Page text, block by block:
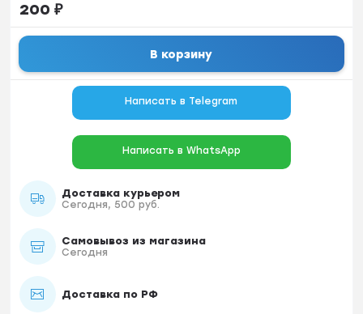
200 ₽
В корзину
Написать в Telegram
Написать в WhatsApp
Доставка курьером
Сегодня, 500 руб.
Самовывоз из магазина
Сегодня
Доставка по РФ